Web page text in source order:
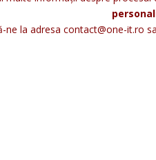
ne la adresa contact@one-it.ro